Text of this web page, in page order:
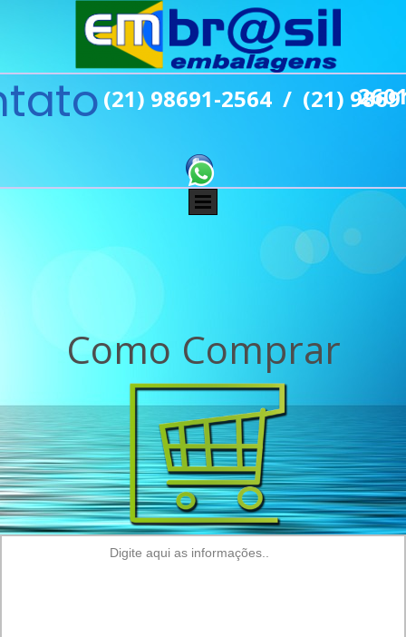
(21) 98691-2564 / (21)
Como Comprar
Digite aqui as informações.